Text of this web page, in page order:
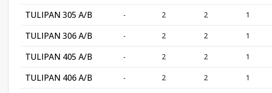
TULIPAN 305 A/B - 2 2 1
TULIPAN 306 A/B - 2 2 1
TULIPAN 405 A/B - 2 2 1
TULIPAN 406 A/B - 2 2 1